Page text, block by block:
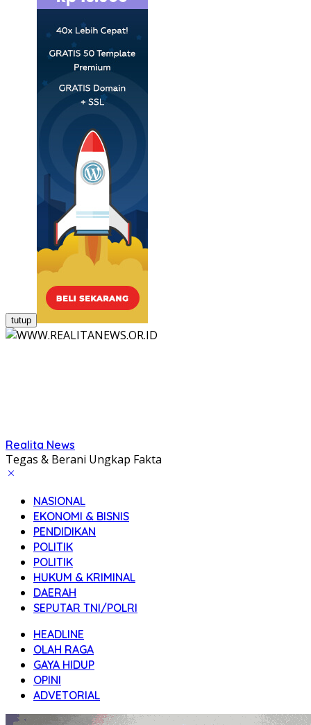
tutup
Realita News
Tegas & Berani Ungkap Fakta
NASIONAL
EKONOMI & BISNIS
PENDIDIKAN
POLITIK
POLITIK
HUKUM & KRIMINAL
DAERAH
SEPUTAR TNI/POLRI
HEADLINE
OLAH RAGA
GAYA HIDUP
OPINI
ADVETORIAL